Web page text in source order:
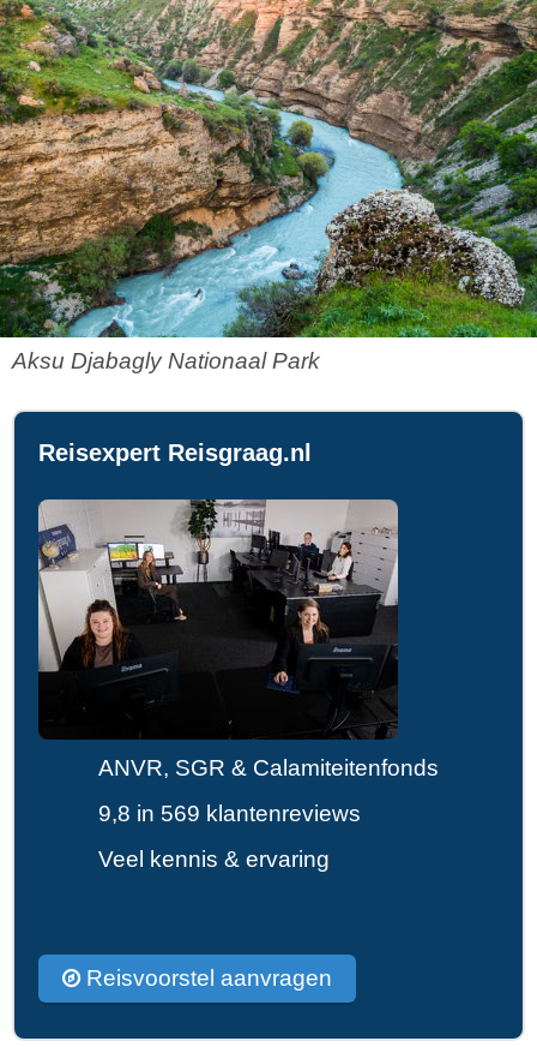
Aksu Djabagly Nationaal Park
Reisexpert Reisgraag.nl
ANVR, SGR & Calamiteitenfonds
9,8 in 569 klantenreviews
Veel kennis & ervaring
Reisvoorstel aanvragen